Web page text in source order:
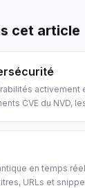
cet article
activement
CVE du NVD,
le
de sécurité
en temps
URLs et